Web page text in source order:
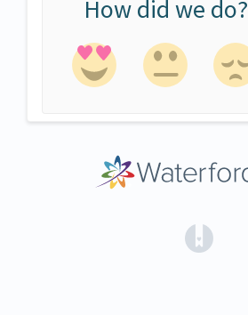
How did we do?